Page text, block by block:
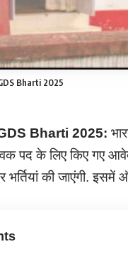
Bharti 2025
Bharti 2025:
पद के लिए किए गए
भर्तियां की जाएंगी.